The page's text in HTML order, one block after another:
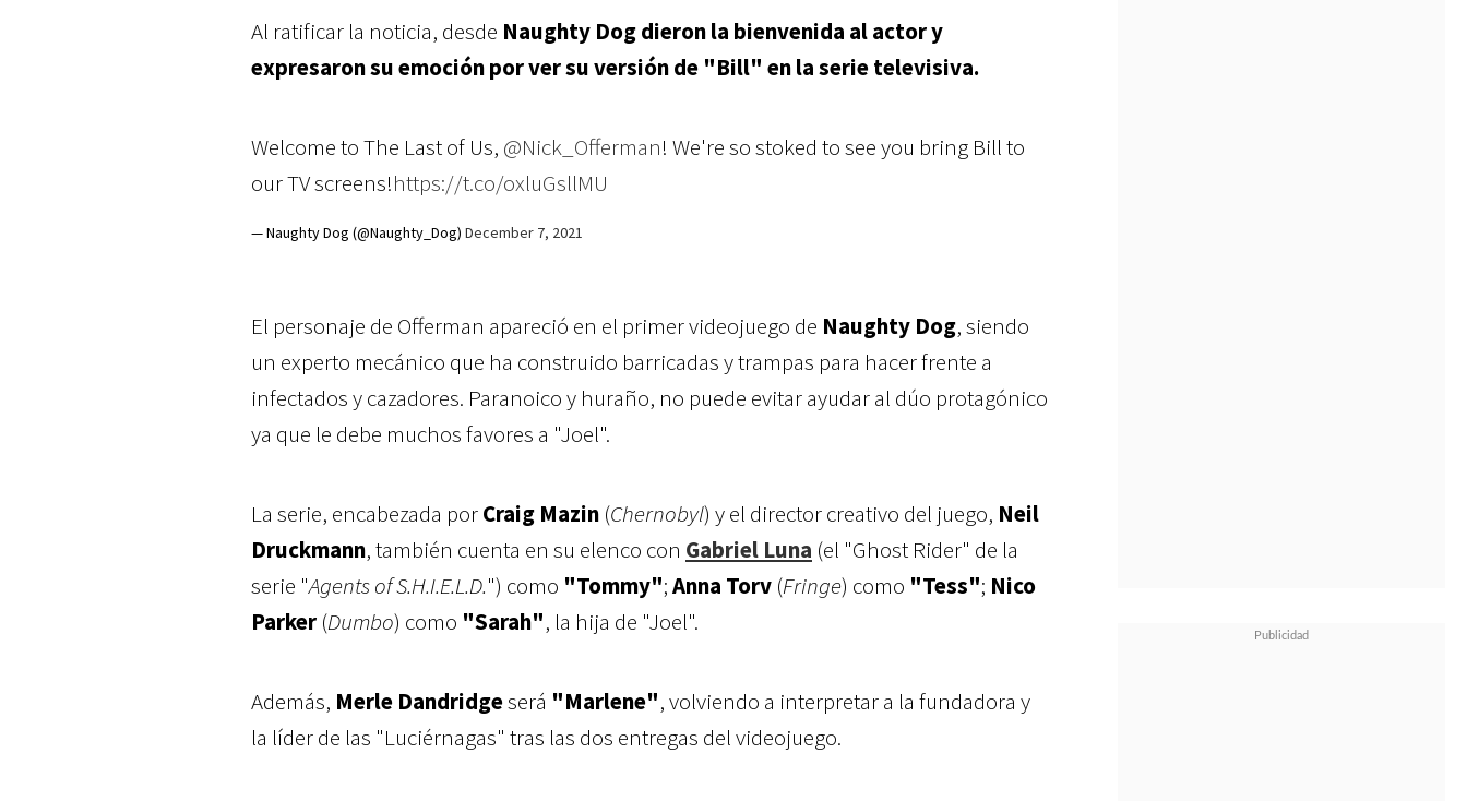
Al ratificar la noticia, desde Naughty Dog dieron la bienvenida al actor y
expresaron su emoción por ver su versión de "Bill" en la serie televisiva.
Welcome to The Last of Us, @Nick_Offerman! We're so stoked to see you bring Bill to
our TV screens!https://t.co/oxluGsllMU
— Naughty Dog (@Naughty_Dog) December 7, 2021
El personaje de Offerman apareció en el primer videojuego de Naughty Dog, siendo
un experto mecánico que ha construido barricadas y trampas para hacer frente a
infectados y cazadores. Paranoico y huraño, no puede evitar ayudar al dúo protagónico
ya que le debe muchos favores a "Joel".
La serie, encabezada porCraig Mazin (Chernobyl) y el director creativo del juego, Neil
Druckmann, también cuenta en su elenco con Gabriel Luna (el "Ghost Rider" de la
serie "Agents of S.H.I.E.L.D.") como "Tommy";Anna Torv (Fringe) como "Tess"; Nico
Parker (Dumbo) como "Sarah", la hija de "Joel".
Además, Merle Dandridgeserá "Marlene", volviendo a interpretar a la fundadora y
la líder de las "Luciérnagas" tras las dos entregas del videojuego.